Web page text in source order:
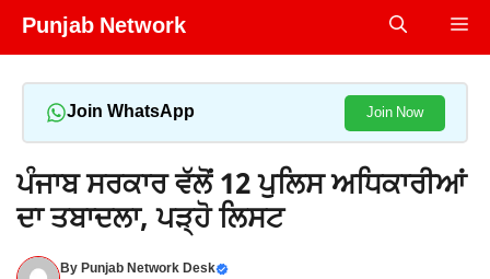
Skip
Punjab Network
Join WhatsApp Join Now
ਪੰਜਾਬ ਸਰਕਾਰ ਵੱਲੋਂ 12 ਪੁਲਿਸ ਅਧਿਕਾਰੀਆਂ
ਦਾ ਤਬਾਦਲਾ, ਪੜ੍ਹੋ ਲਿਸਟ
ByPunjab Network Desk